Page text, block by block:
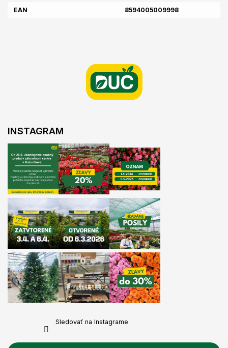
EAN 8594005009998
INSTAGRAM
Sledovať na Instagrame